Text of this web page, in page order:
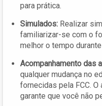
para prática.
Simulados: Realizar
familiarizar-se com o
melhor o tempo
Acompanhamento das
qualquer mudança no
fornecidas pela FCC. O
garante que você não